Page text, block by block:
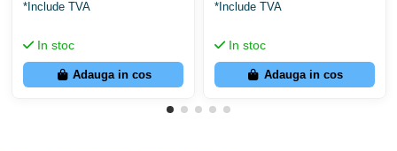
*Include TVA
In stoc
Adauga in cos
*Include TVA
In stoc
Adauga in cos